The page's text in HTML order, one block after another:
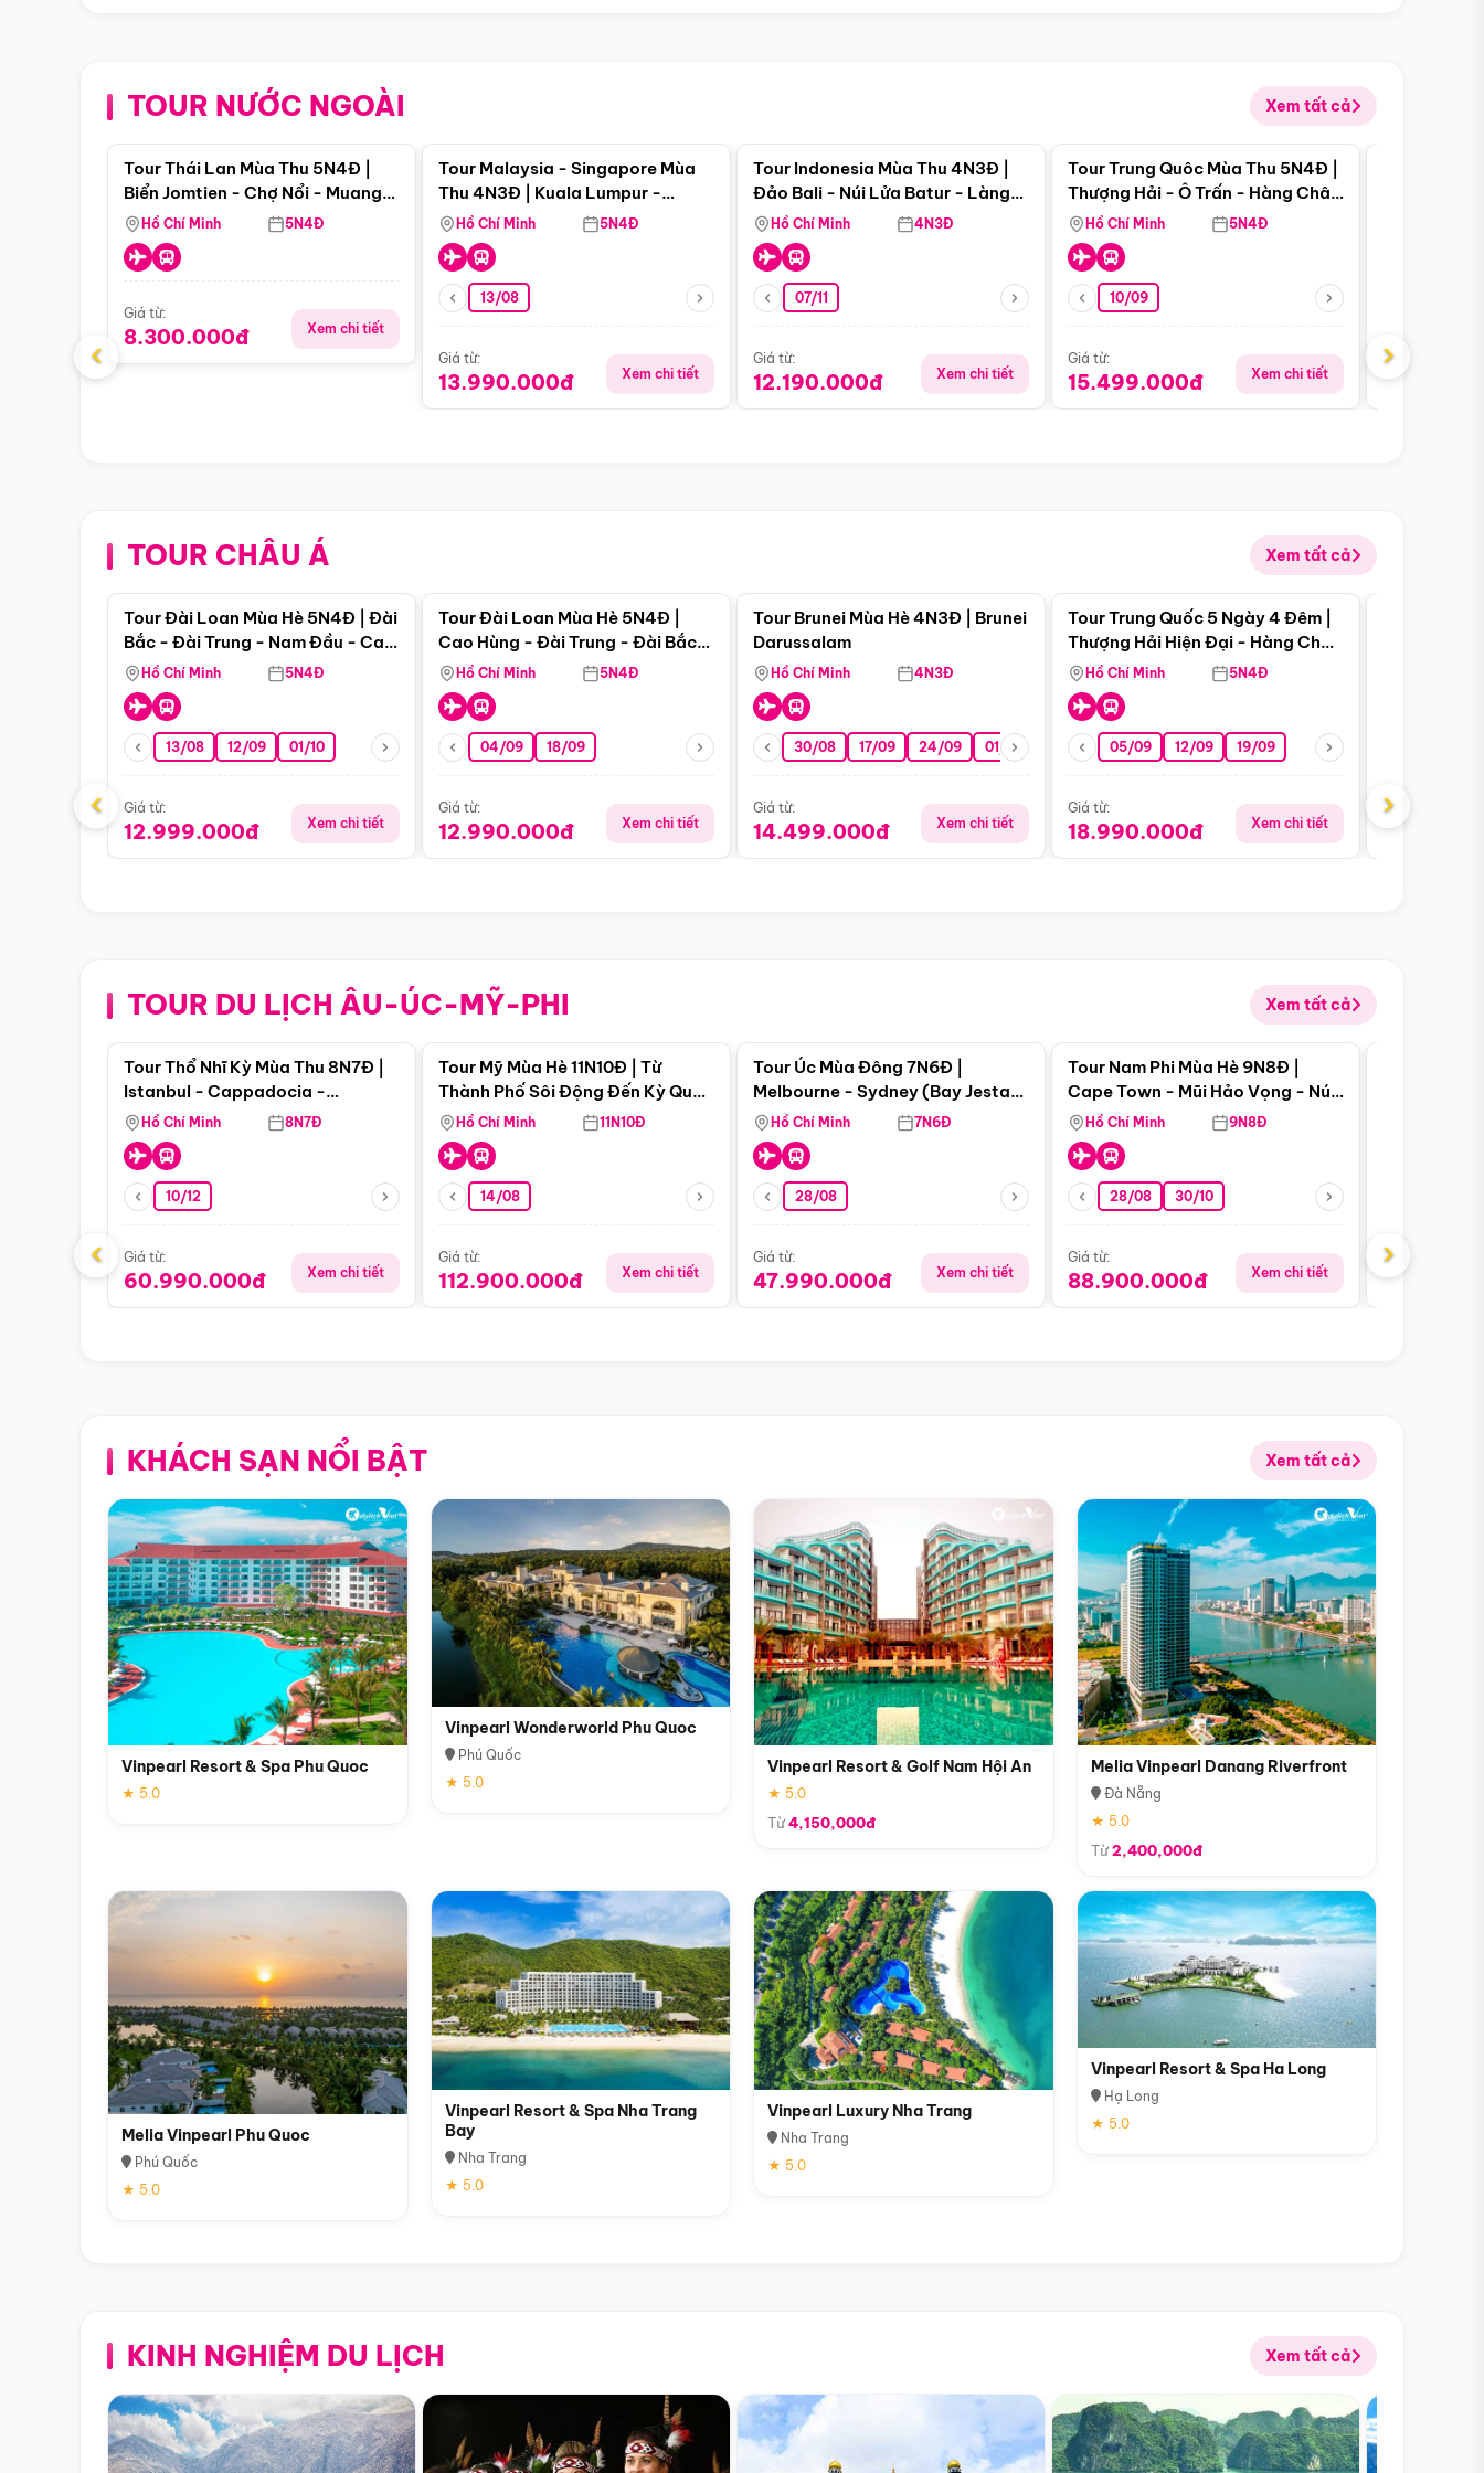
TOUR NƯỚC NGOÀI Xem tất cả
Điểm nổi bật
Tour Thái Lan Mùa Thu 5N4Đ |
Biển Jomtien - Chợ Nổi - Muang
Boran - Suanthai (Bay Vietnam
Airlines)
Hồ Chí Minh 5N4Đ
Giá từ:
8.300.000đ Xem chi tiết
Tour Malaysia - Singapore Mùa
Thu 4N3Đ | Kuala Lumpur -
Malacca - Johor Baru -
Singapore
Hồ Chí Minh 5N4Đ
13/08
Giá từ:
13.990.000đ Xem chi tiết
Tour Indonesia Mùa Thu 4N3Đ |
Đảo Bali - Núi Lửa Batur - Làng
Penglipuran
Hồ Chí Minh 4N3Đ
07/11
Giá từ:
12.190.000đ Xem chi tiết
Điểm nổi bật
Tour Trung Quôc Mùa Thu 5N4Đ |
Thượng Hải - Ô Trấn - Hàng Châu
(Tour Không Shopping)
Hồ Chí Minh 5N4Đ
10/09
Giá từ:
15.499.000đ Xem chi tiết
Giá từ:
‹ ›
TOUR CHÂU Á Xem tất cả
Điểm nổi bật
Tour Đài Loan Mùa Hè 5N4Đ | Đài
Bắc - Đài Trung - Nam Đầu - Cao
Hùng ( Bay Vn)
Hồ Chí Minh 5N4Đ
13/08 12/09 01/10
Giá từ:
12.999.000đ Xem chi tiết
Tour Đài Loan Mùa Hè 5N4Đ |
Cao Hùng - Đài Trung - Đài Bắc
(Bay Vj)
Hồ Chí Minh 5N4Đ
04/09 18/09
Giá từ:
12.990.000đ Xem chi tiết
Tour Brunei Mùa Hè 4N3Đ | Brunei
Darussalam
Hồ Chí Minh 4N3Đ
30/08 17/09 24/09 01/10 15/10 29/10
Giá từ:
14.499.000đ Xem chi tiết
Điểm nổi bật
Tour Trung Quốc 5 Ngày 4 Đêm |
Thượng Hải Hiện Đại - Hàng Châu
Nên Thơ - Ô Trấn Cổ Kính
Hồ Chí Minh 5N4Đ
05/09 12/09 19/09
Giá từ:
18.990.000đ Xem chi tiết
Giá từ:
‹ ›
TOUR DU LỊCH ÂU-ÚC-MỸ-PHI Xem tất cả
Điểm nổi bật
Tour Thổ Nhĩ Kỳ Mùa Thu 8N7Đ |
Istanbul - Cappadocia -
Pamukkale
Hồ Chí Minh 8N7Đ
10/12
Giá từ:
60.990.000đ Xem chi tiết
Tour Mỹ Mùa Hè 11N10Đ | Từ
Thành Phố Sôi Động Đến Kỳ Quan
Thiên Nhiên Mỹ
Hồ Chí Minh 11N10Đ
14/08
Giá từ:
112.900.000đ Xem chi tiết
Tour Úc Mùa Đông 7N6Đ |
Melbourne - Sydney (Bay Jestar
Airways)
Hồ Chí Minh 7N6Đ
28/08
Giá từ:
47.990.000đ Xem chi tiết
Điểm nổi bật
Tour Nam Phi Mùa Hè 9N8Đ |
Cape Town - Mũi Hảo Vọng - Núi
Bàn - Johannesburg - Pretoria -
Safari - Lodge
Hồ Chí Minh 9N8Đ
28/08 30/10
Giá từ:
88.900.000đ Xem chi tiết
Giá từ:
‹ ›
KHÁCH SẠN NỔI BẬT Xem tất cả
Vinpearl Resort & Spa Phu Quoc
★ 5.0
Vinpearl Wonderworld Phu Quoc
Phú Quốc
★ 5.0
Vinpearl Resort & Golf Nam Hội An
★ 5.0
Từ4,150,000đ
Melia Vinpearl Danang Riverfront
Đà Nẵng
★ 5.0
Từ2,400,000đ
Melia Vinpearl Phu Quoc
Phú Quốc
★ 5.0
Vinpearl Resort & Spa Nha Trang
Bay
Nha Trang
★ 5.0
Vinpearl Luxury Nha Trang
Nha Trang
★ 5.0
Vinpearl Resort & Spa Ha Long
Hạ Long
★ 5.0
KINH NGHIỆM DU LỊCH Xem tất cả